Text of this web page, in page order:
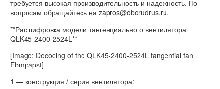
требуется высокая производительность и надежность. По
вопросам обращайтесь на zapros@oborudrus.ru.
**Расшифровка модели тангенциального вентилятора
QLK45-2400-2524L**
[Image: Decoding of the QLK45-2400-2524L tangential fan
Ebmpapst]
1 — конструкция / серия вентилятора: